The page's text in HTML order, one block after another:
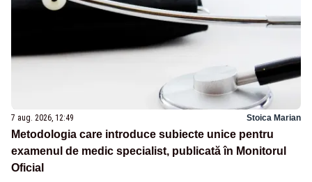
7 aug. 2026, 12:49 Stoica Marian
Metodologia care introduce subiecte unice pentru
examenul de medic specialist, publicată în Monitorul
Oficial